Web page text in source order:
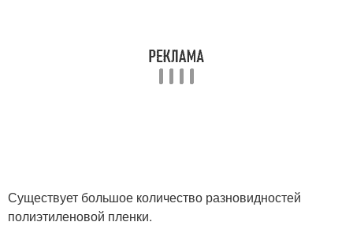
Существует большое количество разновидностей
полиэтиленовой пленки.